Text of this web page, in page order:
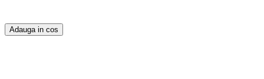
Adauga in cos